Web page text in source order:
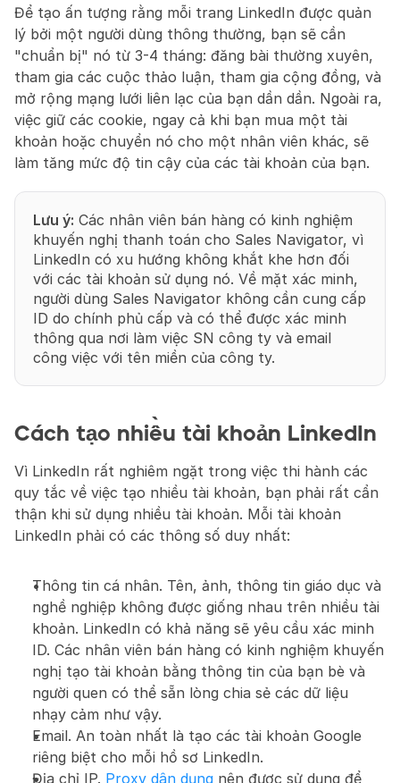
Để tạo ấn tượng rằng mỗi trang LinkedIn được quản
lý bởi một người dùng thông thường, bạn sẽ cần
"chuẩn bị" nó từ 3-4 tháng: đăng bài thường xuyên,
tham gia các cuộc thảo luận, tham gia cộng đồng, và
mở rộng mạng lưới liên lạc của bạn dần dần. Ngoài ra,
việc giữ các cookie, ngay cả khi bạn mua một tài
khoản hoặc chuyển nó cho một nhân viên khác, sẽ
làm tăng mức độ tin cậy của các tài khoản của bạn.
Lưu ý: Các nhân viên bán hàng có kinh nghiệm
khuyến nghị thanh toán cho Sales Navigator, vì
LinkedIn có xu hướng không khắt khe hơn đối
với các tài khoản sử dụng nó. Về mặt xác minh,
người dùng Sales Navigator không cần cung cấp
ID do chính phủ cấp và có thể được xác minh
thông qua nơi làm việc SN công ty và email
công việc với tên miền của công ty.
Cách tạo nhiều tài khoản LinkedIn
Vì LinkedIn rất nghiêm ngặt trong việc thi hành các
quy tắc về việc tạo nhiều tài khoản, bạn phải rất cẩn
thận khi sử dụng nhiều tài khoản. Mỗi tài khoản
LinkedIn phải có các thông số duy nhất:
Thông tin cá nhân. Tên, ảnh, thông tin giáo dục và
nghề nghiệp không được giống nhau trên nhiều tài
khoản. LinkedIn có khả năng sẽ yêu cầu xác minh
ID. Các nhân viên bán hàng có kinh nghiệm khuyến
nghị tạo tài khoản bằng thông tin của bạn bè và
người quen có thể sẵn lòng chia sẻ các dữ liệu
nhạy cảm như vậy.
Email. An toàn nhất là tạo các tài khoản Google
riêng biệt cho mỗi hồ sơ LinkedIn.
Địa chỉ IP. Proxy dân dụng nên được sử dụng để